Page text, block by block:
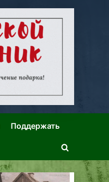
Поддержать
Toggle
search